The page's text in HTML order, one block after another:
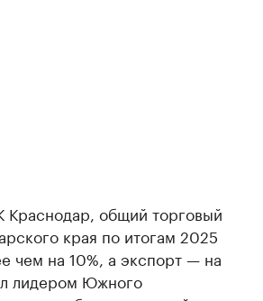
Краснодар, общий торговый
края по итогам 2025
чем на 10%, а экспорт — на
лидером Южного